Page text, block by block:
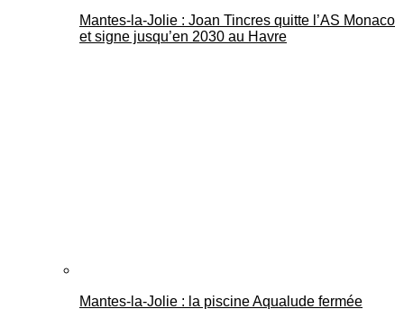
Mantes-la-Jolie : Joan Tincres quitte l’AS Monaco
et signe jusqu’en 2030 au Havre
Mantes-la-Jolie : la piscine Aqualude fermée